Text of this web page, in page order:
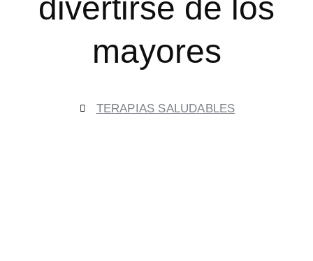
divertirse de los
mayores
TERAPIAS SALUDABLES